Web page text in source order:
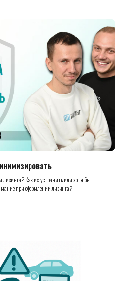
лизинга? Как их устранить или хотя бы
при оформлении лизинга?